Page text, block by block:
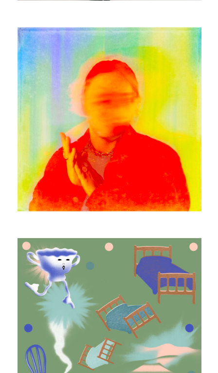
HOPEFUL COLOR
MANGABEY
ECHOWAH ISLAND (REMIXES)